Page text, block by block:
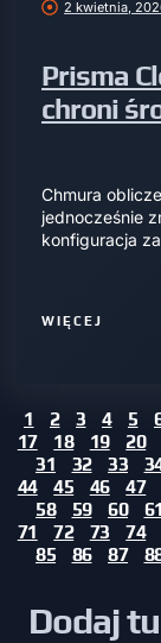
2 kwietnia,
Prisma
chroni
Chmura
jednocześnie
konfiguracja
WIĘCEJ
1 2 3 4 5
17
18 19 20
31
32 33
44
45 46 47
58
59 60 61
71
72 73 74
85
86 87
Dodaj